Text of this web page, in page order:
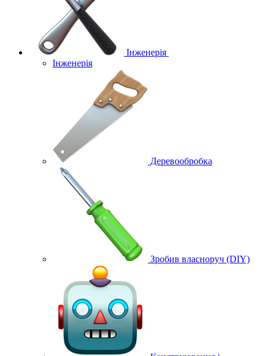
Інженерія
Інженерія
Деревообробка
Зробив власноруч (DIY)